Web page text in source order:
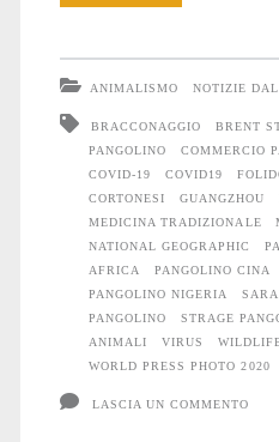
oltre
il
Coronavirus
ANIMALISMO NOTIZIE
BRACCONAGGIO BRENT
PANGOLINO
COMMERCIO
COVID-19
COVID19
CORTONESI
GUANGZHOU
MEDICINA TRADIZIONALE
NATIONAL GEOGRAPHIC
AFRICA
PANGOLINO CINA
PANGOLINO NIGERIA
PANGOLINO
STRAGE
ANIMALI
VIRUS
WORLD PRESS PHOTO 2020
LASCIA UN COMMENTO